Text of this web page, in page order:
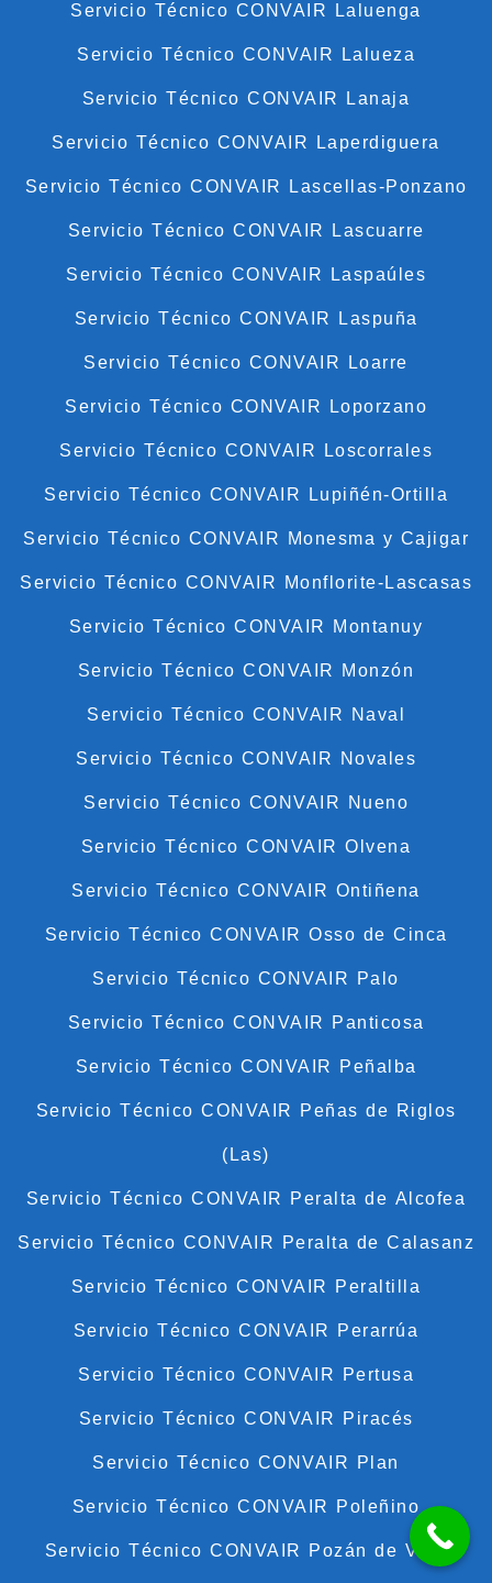
Servicio Técnico CONVAIR Laluenga
Servicio Técnico CONVAIR Lalueza
Servicio Técnico CONVAIR Lanaja
Servicio Técnico CONVAIR Laperdiguera
Servicio Técnico CONVAIR Lascellas-Ponzano
Servicio Técnico CONVAIR Lascuarre
Servicio Técnico CONVAIR Laspaúles
Servicio Técnico CONVAIR Laspuña
Servicio Técnico CONVAIR Loarre
Servicio Técnico CONVAIR Loporzano
Servicio Técnico CONVAIR Loscorrales
Servicio Técnico CONVAIR Lupiñén-Ortilla
Servicio Técnico CONVAIR Monesma y Cajigar
Servicio Técnico CONVAIR Monflorite-Lascasas
Servicio Técnico CONVAIR Montanuy
Servicio Técnico CONVAIR Monzón
Servicio Técnico CONVAIR Naval
Servicio Técnico CONVAIR Novales
Servicio Técnico CONVAIR Nueno
Servicio Técnico CONVAIR Olvena
Servicio Técnico CONVAIR Ontiñena
Servicio Técnico CONVAIR Osso de Cinca
Servicio Técnico CONVAIR Palo
Servicio Técnico CONVAIR Panticosa
Servicio Técnico CONVAIR Peñalba
Servicio Técnico CONVAIR Peñas de Riglos
(Las)
Servicio Técnico CONVAIR Peralta de Alcofea
Servicio Técnico CONVAIR Peralta de Calasanz
Servicio Técnico CONVAIR Peraltilla
Servicio Técnico CONVAIR Perarrúa
Servicio Técnico CONVAIR Pertusa
Servicio Técnico CONVAIR Piracés
Servicio Técnico CONVAIR Plan
Servicio Técnico CONVAIR Poleñino
Servicio Técnico CONVAIR Pozán de Vero